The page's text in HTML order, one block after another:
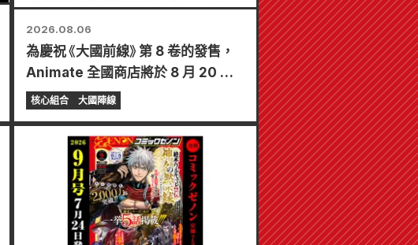
2026.08.06
為慶祝《大國前線》第 8 卷的發售，
Animate 全國商店將於 8 月 20 日
起舉辦限時展銷會，屆時可獲得特製
迷你卡片（共 4 種）！
核心組合 大國陣線